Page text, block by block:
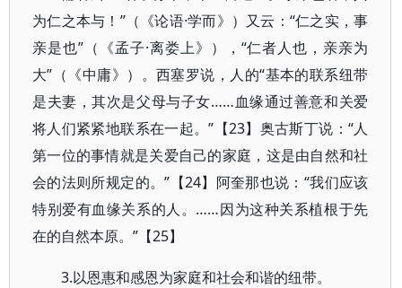
为仁之本与！”（《论语·学而》）又云：“仁之实，事
亲是也”（《孟子·离娄上》），“仁者人也，亲亲为
大”（《中庸》）。西塞罗说，人的“基本的联系纽带
是夫妻，其次是父母与子女……血缘通过善意和关爱
将人们紧紧地联系在一起。”【23】奥古斯丁说：“人
第一位的事情就是关爱自己的家庭，这是由自然和社
会的法则所规定的。”【24】阿奎那也说：“我们应该
特别爱有血缘关系的人。……因为这种关系植根于先
在的自然本原。”【25】
3.以恩惠和感恩为家庭和社会和谐的纽带。